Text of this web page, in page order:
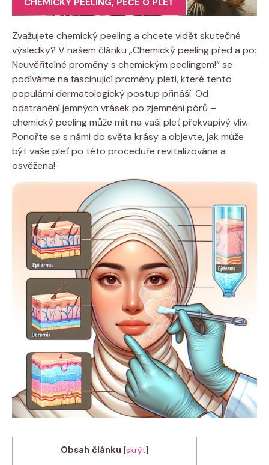
CHEMICKÝ PEELING, PÉČE O PLEŤ
Zvažujete chemický peeling a chcete vidět skutečné
výsledky? V našem článku „Chemický peeling před a po:
Neuvěřitelné proměny s chemickým peelingem!“ se
podíváme na fascinující proměny pleti, které tento
populární dermatologický postup přináší. Od
odstranění jemných vrásek po zjemnění pórů –
chemický peeling může mít na vaši pleť překvapivý vliv.
Ponořte se s námi do světa krásy a objevte, jak může
být vaše pleť po této proceduře revitalizována a
osvěžena!
Obsah článku [skrýt]